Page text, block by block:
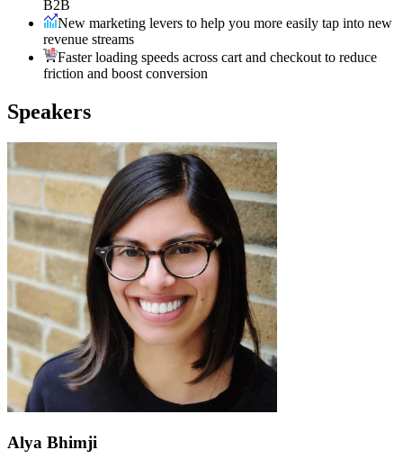
B2B
New marketing levers to help you more easily tap into new
revenue streams
Faster loading speeds across cart and checkout to reduce
friction and boost conversion
Speakers
Alya Bhimji